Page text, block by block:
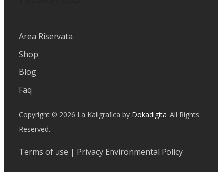
Area Riservata
Shop
Blog
Faq
Copyright © 2026 La Kaligrafica by Dokadigital All Rights
Reserved.
Terms of use | Privacy Environmental Policy